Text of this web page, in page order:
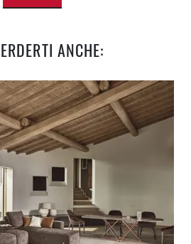
ANCHE: